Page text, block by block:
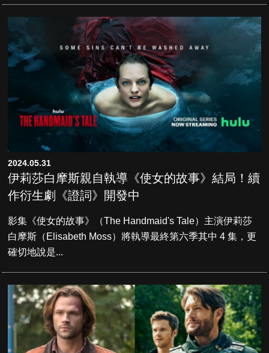
2024.05.31
伊莉莎白摩斯親自執導《使女的故事》結局！續
作衍生劇《證詞》開發中
影集《使女的故事》（The Handmaid's Tale）主演伊莉莎
白摩斯（Elisabeth Moss）將執導最終第六季其中 4 集，更
確切地說是...